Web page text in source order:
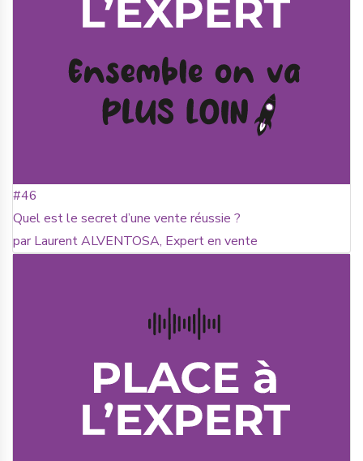
#46
Quel est le secret d’une vente réussie ?
par Laurent ALVENTOSA, Expert en vente